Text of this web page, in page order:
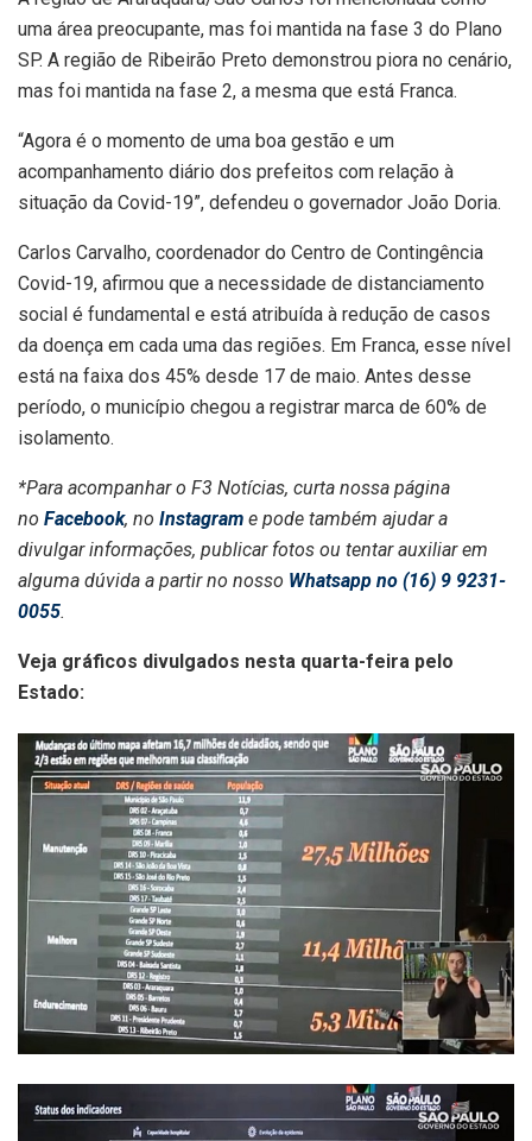
uma área preocupante, mas foi mantida na fase 3 do Plano
SP. A região de Ribeirão Preto demonstrou piora no cenário,
mas foi mantida na fase 2, a mesma que está Franca.
“Agora é o momento de uma boa gestão e um
acompanhamento diário dos prefeitos com relação à
situação da Covid-19”, defendeu o governador João Doria.
Carlos Carvalho, coordenador do Centro de Contingência
Covid-19, afirmou que a necessidade de distanciamento
social é fundamental e está atribuída à redução de casos
da doença em cada uma das regiões. Em Franca, esse nível
está na faixa dos 45% desde 17 de maio. Antes desse
período, o município chegou a registrar marca de 60% de
isolamento.
*Para acompanhar o F3 Notícias, curta nossa página
no Facebook, no Instagram e pode também ajudar a
divulgar informações, publicar fotos ou tentar auxiliar em
alguma dúvida a partir no nosso Whatsapp no (16) 9 9231-
0055.
Veja gráficos divulgados nesta quarta-feira pelo
Estado: